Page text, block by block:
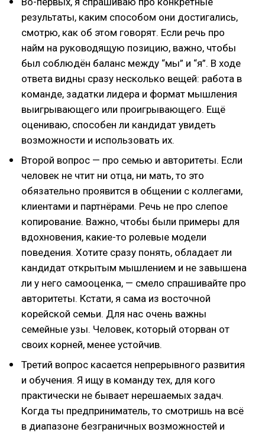
результаты, каким способом они достигались,
смотрю, как об этом говорят. Если речь про
найм на руководящую позицию, важно, чтобы
был соблюдён баланс между “мы” и “я”. В ходе
ответа видны сразу несколько вещей: работа в
команде, задатки лидера и формат мышления
выигрывающего или проигрывающего. Ещё
оцениваю, способен ли кандидат увидеть
возможности и использовать их.
Второй вопрос — про семью и авторитеты. Если
человек не чтит ни отца, ни мать, то это
обязательно проявится в общении с коллегами,
клиентами и партнёрами. Речь не про слепое
копирование. Важно, чтобы были примеры для
вдохновения, какие-то ролевые модели
поведения. Хотите сразу понять, обладает ли
кандидат открытым мышлением и не завышена
ли у него самооценка, — смело спрашивайте про
авторитеты. Кстати, я сама из восточной
корейской семьи. Для нас очень важны
семейные узы. Человек, который оторван от
своих корней, менее устойчив.
Третий вопрос касается непрерывного развития
и обучения. Я ищу в команду тех, для кого
практически не бывает нерешаемых задач.
Когда ты предприниматель, то смотришь на всё
в диапазоне безграничных возможностей и